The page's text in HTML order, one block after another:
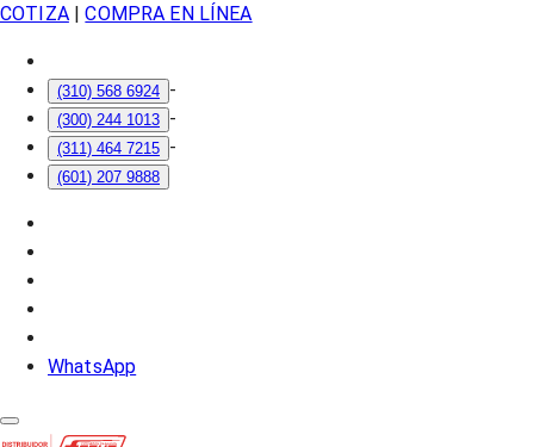
COTIZA| COMPRA EN LÍNEA
(310) 568 6924 -
(300) 244 1013 -
(311) 464 7215 -
(601) 207 9888
WhatsApp